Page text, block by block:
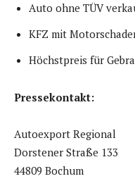
Auto ohne TÜV
KFZ mit
Höchstpreis für
Pressekontakt:
Autoexport Regional
Dorstener Straße 133
44809 Bochum